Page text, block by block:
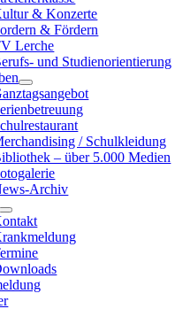
& Konzerte
& Fördern
Lerche
und Studienorientierung
/ Schulkleidung
– über 5.000 Medien
Archiv